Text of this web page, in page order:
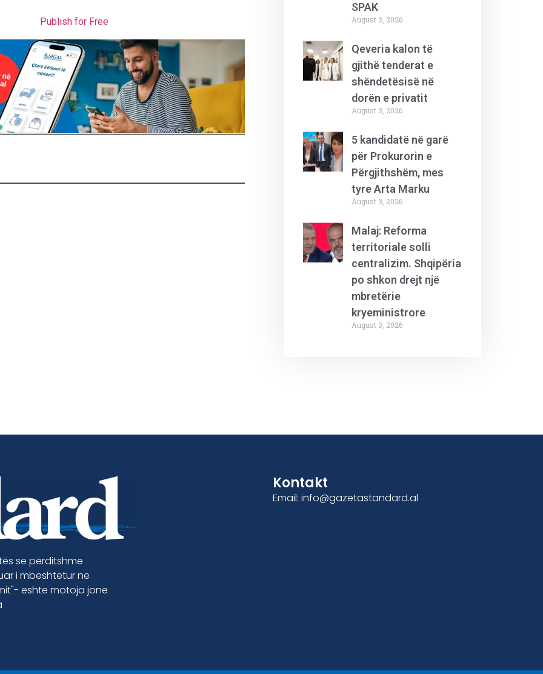
Publish for Free
SPAK
August 3, 2026
Qeveria kalon të
gjithë tenderat e
shëndetësisë në
dorën e privatit
August 3, 2026
5 kandidatë në garë
për Prokurorin e
Përgjithshëm, mes
tyre Arta Marku
August 3, 2026
Malaj: Reforma
territoriale solli
centralizim. Shqipëria
po shkon drejt një
mbretërie
kryeministrore
August 3, 2026
se përditshme
i mbeshtetur ne
eshte motoja jone
Kontakt
Email: info@gazetastandard.al